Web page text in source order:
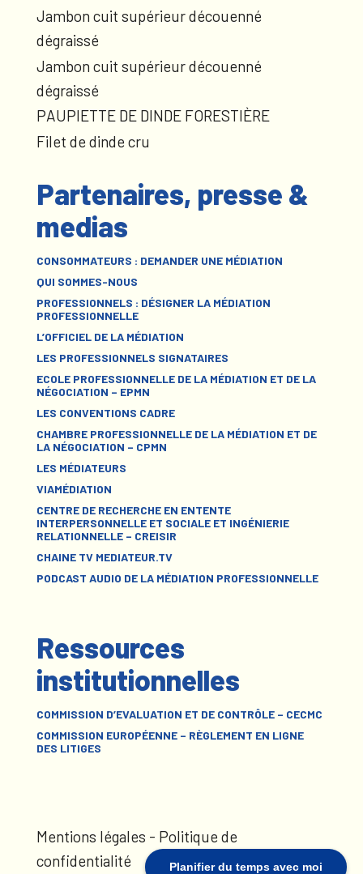
Planifier du temps avec moi
Jambon cuit supérieur découenné
dégraissé
Jambon cuit supérieur découenné
dégraissé
PAUPIETTE DE DINDE FORESTIÈRE
Filet de dinde cru
Partenaires, presse &
medias
CONSOMMATEURS : DEMANDER UNE MÉDIATION
QUI SOMMES-NOUS
PROFESSIONNELS : DÉSIGNER LA MÉDIATION
PROFESSIONNELLE
L’OFFICIEL DE LA MÉDIATION
LES PROFESSIONNELS SIGNATAIRES
ECOLE PROFESSIONNELLE DE LA MÉDIATION ET DE LA
NÉGOCIATION – EPMN
LES CONVENTIONS CADRE
CHAMBRE PROFESSIONNELLE DE LA MÉDIATION ET DE
LA NÉGOCIATION – CPMN
LES MÉDIATEURS
VIAMÉDIATION
CENTRE DE RECHERCHE EN ENTENTE
INTERPERSONNELLE ET SOCIALE ET INGÉNIERIE
RELATIONNELLE – CREISIR
CHAINE TV MEDIATEUR.TV
PODCAST AUDIO DE LA MÉDIATION PROFESSIONNELLE
Ressources
institutionnelles
COMMISSION D’EVALUATION ET DE CONTRÔLE – CECMC
COMMISSION EUROPÉENNE – RÈGLEMENT EN LIGNE
DES LITIGES
Mentions légales - Politique de
confidentialité